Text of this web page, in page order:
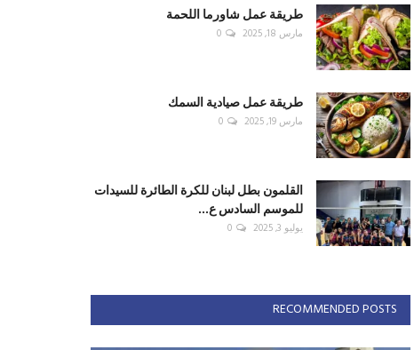
طريقة عمل شاورما اللحمة
مارس 18, 2025 0
طريقة عمل صيادية السمك
مارس 19, 2025 0
القلمون بطل لبنان للكرة الطائرة للسيدات
للموسم السادس ع...
يوليو 3, 2025 0
RECOMMENDED POSTS